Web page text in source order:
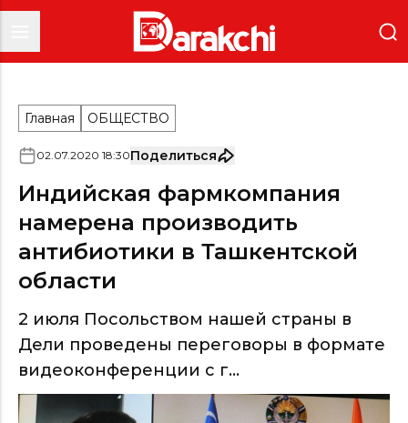
Главная ОБЩЕСТВО
02.07.2020 18:30Поделиться
Индийская фармкомпания
намерена производить
антибиотики в Ташкентской
области
2 июля Посольством нашей страны в
Дели проведены переговоры в формате
видеоконференции с г...